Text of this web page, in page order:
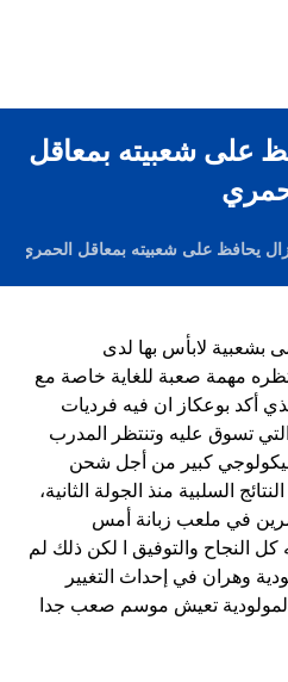
على شعبيته بمعاقل
يحافظ على شعبيته بمعاقل الحمري
بشعبية لابأس بها لدى
مهمة صعبة للغاية خاصة مع
أكد بوعكاز ان فيه فرديات
تسوق عليه وتنتظر المدرب
كبير من أجل شحن
السلبية منذ الجولة الثانية،
في ملعب زبانة أمس
كل النجاح والتوفيق ا لكن ذلك لم
وهران في إحداث التغيير
المولودية تعيش موسم صعب جدا